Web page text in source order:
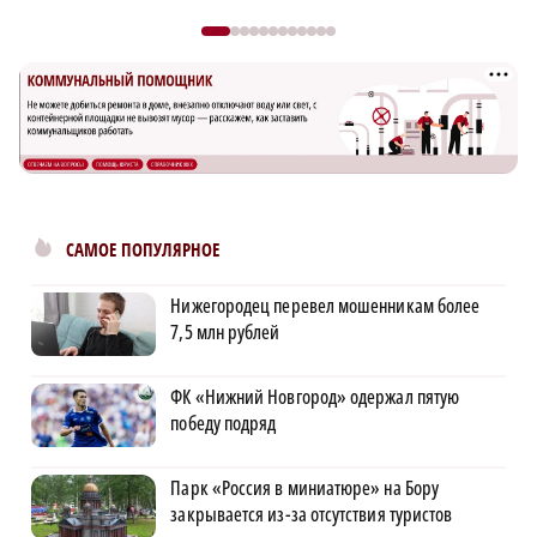
САМОЕ ПОПУЛЯРНОЕ
Нижегородец перевел мошенникам более
7,5 млн рублей
ФК «Нижний Новгород» одержал пятую
победу подряд
Парк «Россия в миниатюре» на Бору
закрывается из-за отсутствия туристов